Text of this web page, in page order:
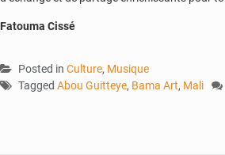
Fatouma Cissé
Posted in Culture, Musique
Tagged Abou Guitteye, Bama Art, Mali